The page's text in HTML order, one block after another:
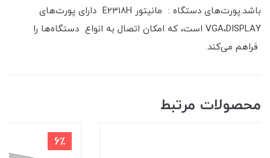
باشد.پورت‌های دستگاه : مانیتور E2318H دارای پورت‌های
VGA،DISPLAY است، که امکان اتصال به انواع دستگاه‌ها را
فراهم می‌کند.
محصولات مرتبط
6٪